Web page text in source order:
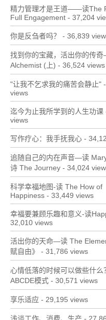
精力管理才是王道——读The
Full Engagement - 37,204
你是反刍者吗？ - 36,839
找到你的宝藏，活出你的传
Alchemist (上) - 36,524 views
"让我不乞求我的痛苦会静止"
views
迄今为止我所学到的人生功课
views
写作疗心：我手抚我心 -
追随自己的内在声音—读
诗 The Journey - 34,024
科学幸福地图-读 The How of
Happiness - 33,449 views
幸福要兼顾乐趣和意义-读
32,010 views
活出你的天命—读 The
赋自由》
- 31,786 views
心情低落的时候可以做些什
ABCDE模式 - 30,571 views
享乐适应 - 29,195 views